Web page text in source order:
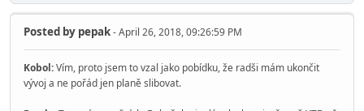
Posted by pepak- April 26, 2018, 09:26:59 PM
Kobol:Vím, proto jsem to vzal jako pobídku, že radši mám ukončit
vývoj a ne pořád jen planě slibovat.